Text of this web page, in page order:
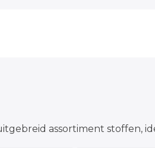
assortiment stoffen,